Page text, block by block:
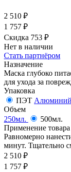
2 510 ₽
1 757 ₽
Скидка 753 ₽
Нет в наличии
Стать партнёром
Назначение
Маска глубоко
для ухода за
Упаковка
ПЭТ Алюминий
Объем
250мл.
500мл.
Применение товара
Равномерно
минут. Тщательно
2 510 ₽
1 757 ₽